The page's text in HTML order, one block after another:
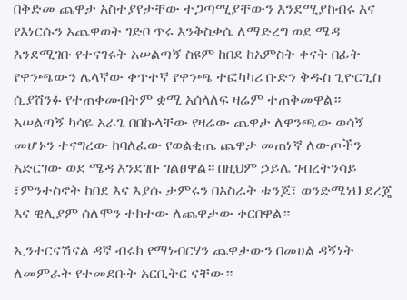
በቅድመ ጨዋታ አስተያየታቸው ተጋጣሚያቸውን እንደሚያከብሩ እና
የእነርሱን አጨዋወት ገድቦ ጥሩ እንቅስቃሴ ለማድረግ ወደ ሜዳ
እንደሚገቡ የተናገሩት አሠልጣኝ ስዩም ከበደ ከአምስት ቀናት በፊት
የዋንጫውን ሌላኛው ቀጥተኛ የዋንጫ ተፎካካሪ ቡድን ቅዱስ ጊዮርጊስ
ሲያሸንፉ የተጠቀሙበትም ቋሚ አሰላለፍ ዛሬም ተጠቅመዋል።
አሠልጣኝ ካሳዬ አራጌ በበኩላቸው የዛሬው ጨዋታ ለዋንጫው ወሳኝ
መሆኑን ተናግረው ከባለፈው የወልቂጤ ጨዋታ መጠነኛ ለውጦችን
አድርገው ወደ ሜዳ እንደገቡ ገልፀዋል። በዚህም ኃይሌ ገብረትንሳይ
፣ምንተስኖት ከበደ እና እያሱ ታምሩን በአስራት ቱንጆ፣ ወንድሜነህ ደረጄ
እና ዊሊያም ሰለሞን ተክተው ለጨዋታው ቀርበዋል።
ኢንተርናሽናል ዳኛ ብሩክ የማነብርሃን ጨዋታውን በመሀል ዳኝነት
ለመምራት የተመደቡት አርቢትር ናቸው።